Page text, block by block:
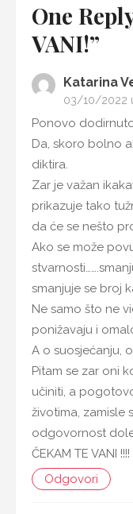
One
VANI!”
Katarina
03/10/2022
Ponovo dodirnuto
Da, skoro bolno
diktira.
Zar je važan
prikazuje tako
da će se nešto
Ako se može
smanjuje se broj
Ne samo što ne
ponižavaju i
A o suosjećanju,
Pitam se zar oni
učiniti, a
životima, zamisle
odgovornost
ČEKAM TE VANI !!!!
Odgovori